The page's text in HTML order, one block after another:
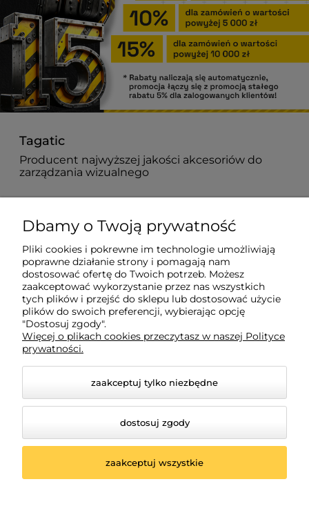
Tagatic
Producent najwyższej jakości akcesoriów do
zarządzania wizualnego
882 627 363
biuro@tagatic.com
Oznakowanie magazynów i hal produkcyjnych
Dodatkowe informacje
Moje konto
© 2026 shop.tagatic.com. Wszelkie prawa zastrzeżone.
Dbamy o Twoją prywatność
Pliki cookies i pokrewne im technologie umożliwiają
poprawne działanie strony i pomagają nam
dostosować ofertę do Twoich potrzeb. Możesz
zaakceptować wykorzystanie przez nas wszystkich
tych plików i przejść do sklepu lub dostosować użycie
plików do swoich preferencji, wybierając opcję
"Dostosuj zgody".
Więcej o plikach cookies przeczytasz w naszej Polityce
prywatności.
zaakceptuj tylko niezbędne
dostosuj zgody
zaakceptuj wszystkie